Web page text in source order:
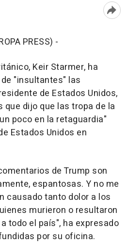
PRESS) -
Keir Starmer, ha
"insultantes" las
de Estados Unidos,
que dijo que las tropa de la
poco en la retaguardia"
Estados Unidos en
de Trump son
espantosas. Y no me
causado tanto dolor a los
murieron o resultaron
todo el país", ha expresado
por su oficina.